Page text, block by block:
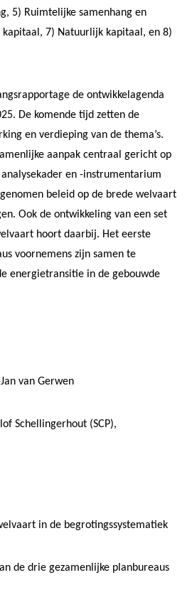
5) Ruimtelijke samenhang en
7) Natuurlijk kapitaal, en 8)
de ontwikkelagenda
De komende tijd zetten de
en verdieping van de thema’s.
aanpak centraal gericht op
en -instrumentarium
beleid op de brede welvaart
Ook de ontwikkeling van een set
hoort daarbij. Het eerste
voornemens zijn samen te
energietransitie in de gebouwde
van Gerwen
Schellingerhout (SCP)
in de begrotingssystematiek
de drie gezamenlijke planbureaus